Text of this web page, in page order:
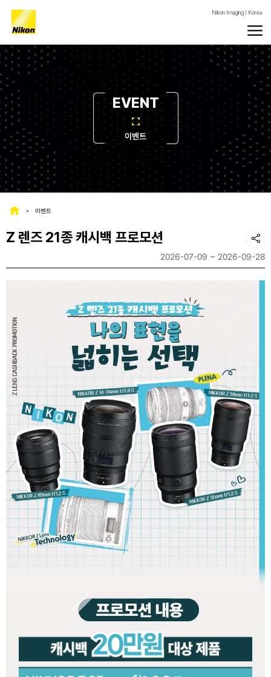
Nikon Imaging | Korea
EVENT
이벤트
이벤트
Z 렌즈 21종 캐시백 프로모션
2026-07-09 ~ 2026-09-28